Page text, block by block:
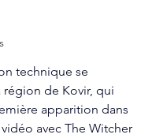
technique se
de Kovir, qui
apparition dans
avec The Witcher